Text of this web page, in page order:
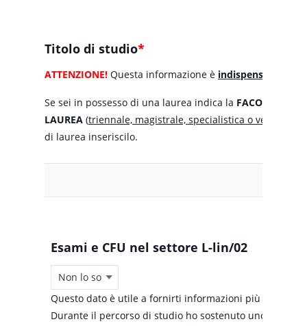
Titolo di studio*
ATTENZIONE! Questa informazione è indispensabile
Se sei in possesso di una laurea indica la FACOLTÀ
LAUREA (triennale, magistrale, specialistica o vecchio
di laurea inseriscilo.
Esami e CFU nel settore L-lin/02
Questo dato è utile a fornirti informazioni più precise
Durante il percorso di studio ho sostenuto uno o più